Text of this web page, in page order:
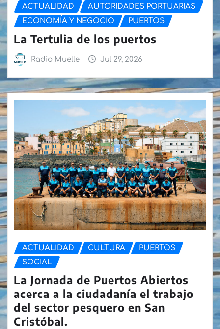
ACTUALIDAD
AUTORIDADES PORTUARIAS
ECONOMÍA Y NEGOCIO
PUERTOS
La Tertulia de los puertos
Radio Muelle Jul 29, 2026
ACTUALIDAD CULTURA
PUERTOS
SOCIAL
La Jornada de Puertos Abiertos
acerca a la ciudadanía el trabajo
del sector pesquero en San
Cristóbal.